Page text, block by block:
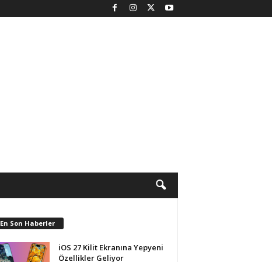
En Son Haberler
iOS 27 Kilit Ekranına Yepyeni
Özellikler Geliyor